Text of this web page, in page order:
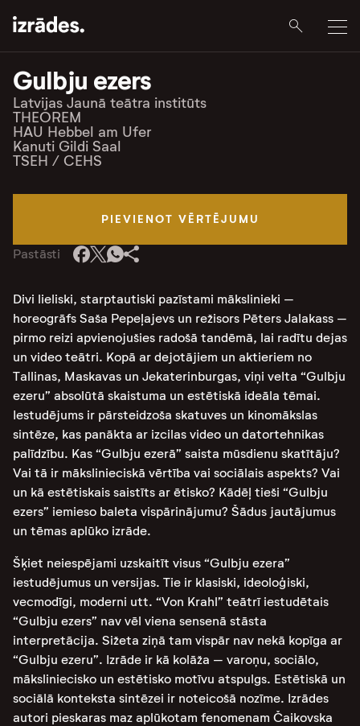
Gulbju ezers
Latvijas Jaunā teātra institūts
THEOREM
HAU Hebbel am Ufer
Kanuti Gildi Saal
TSEH / CEHS
PIEVIENOT VĒRTĒJUMU
Pastāsti
Divi lieliski, starptautiski pazīstami mākslinieki –
horeogrāfs Saša Pepeļajevs un režisors Pēters Jalakass –
pirmo reizi apvienojušies radošā tandēmā, lai radītu dejas
un video teātri. Kopā ar dejotājiem un aktieriem no
Tallinas, Maskavas un Jekaterinburgas, viņi velta “Gulbju
ezeru” absolūtā skaistuma un estētiskā ideāla tēmai.
Iestudējums ir pārsteidzoša skatuves un kinomākslas
sintēze, kas panākta ar izcilas video un datortehnikas
palīdzību. Kas “Gulbju ezerā” saista mūsdienu skatītāju?
Vai tā ir mākslinieciskā vērtība vai sociālais aspekts? Vai
un kā estētiskais saistīts ar ētisko? Kādēļ tieši “Gulbju
ezers” iemieso baleta vispārinājumu? Šādus jautājumus
un tēmas aplūko izrāde.
Šķiet neiespējami uzskaitīt visus “Gulbju ezera”
iestudējumus un versijas. Tie ir klasiski, ideoloģiski,
vecmodīgi, moderni utt. “Von Krahl” teātrī iestudētais
“Gulbju ezers” nav vēl viena sensenā stāsta
interpretācija. Sižeta ziņā tam vispār nav nekā kopīga ar
“Gulbju ezeru”. Izrāde ir kā kolāža – varoņu, sociālo,
māksliniecisko un estētisko motīvu atspulgs. Estētiskā un
sociālā konteksta sintēzei ir noteicošā nozīme. Izrādes
autori pieskaras maz aplūkotam fenomenam Čaikovska